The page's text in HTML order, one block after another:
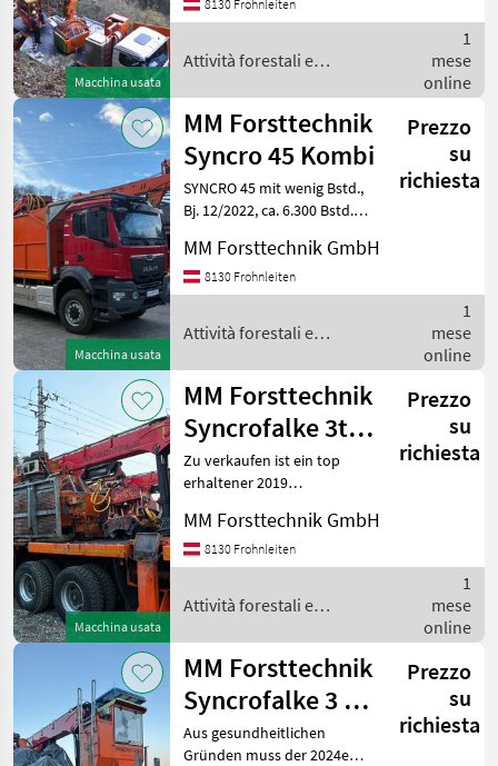
Macchina usata
Zugseil, 1.600 m (8 mm)
8130 Frohnleiten
Attività forestali e
Forsttechnik
1
mese
online
Macchina usata
MM Forsttechnik
Syncro 45 Kombi
Prezzo
su
richiesta
SYNCRO 45 mit wenig Bstd.,
Bj. 12/2022, ca. 6.300 Bstd.,
Tragseil, ca. 1.800 m (12
mm) Zugseil, ca. 1.600 m (10
mm) Hilfsseil, MA
MM Forsttechnik GmbH
8130 Frohnleiten
Attività forestali e
Forsttechnik
1
mese
online
Macchina usata
MM Forsttechnik
Syncrofalke 3t
Kombi
Prezzo
su
richiesta
Zu verkaufen ist ein top
erhaltener 2019
800 m (18, 5 mm) Tragseil,
ca. 1.600 m (11 mm, 9 mm)
Zug- und Hilfsseil, MAN TGS
MM Forsttechnik GmbH
8130 Frohnleiten
Attività forestali e
Forsttechnik
1
mese
online
MM Forsttechnik
Syncrofalke 3 to
Kombi
Prezzo
su
richiesta
Aus gesundheitlichen
Gründen muss der 2024er